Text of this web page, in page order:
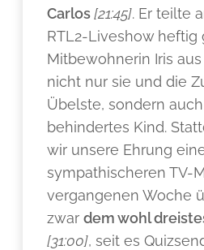
Carlos[21:45]. Er teilte
RTL2-Liveshow heftig
Mitbewohnerin Iris
nicht nur sie und die
Übelste, sondern auch
behindertes Kind.
wir unsere Ehrung
sympathischeren TV-
vergangenen Woche
zwardem wohl
[31:00], seit es